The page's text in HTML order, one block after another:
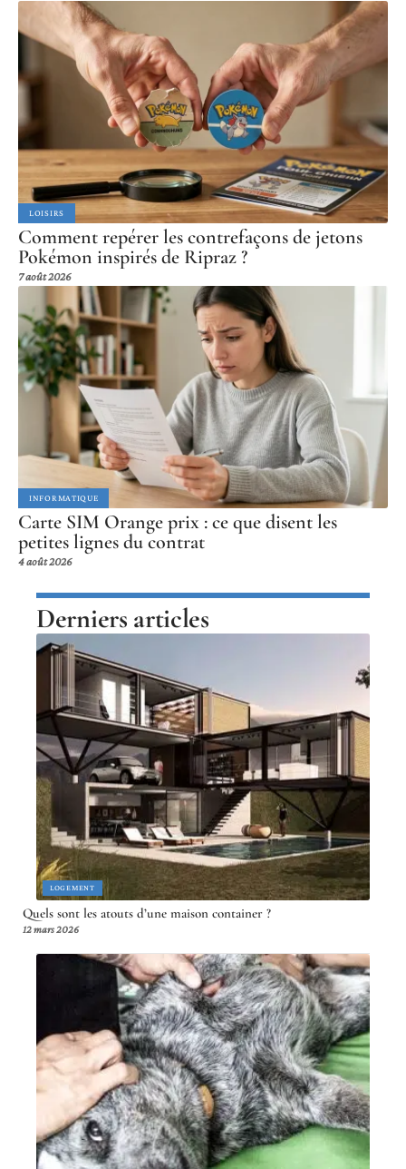
LOISIRS
Comment repérer les contrefaçons de jetons
Pokémon inspirés de Ripraz ?
7 août 2026
INFORMATIQUE
Carte SIM Orange prix : ce que disent les
petites lignes du contrat
4 août 2026
Derniers articles
LOGEMENT
Quels sont les atouts d’une maison container ?
12 mars 2026